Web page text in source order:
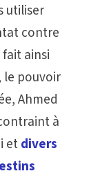
utiliser
contre
ainsi
le pouvoir
Ahmed
à
etdivers